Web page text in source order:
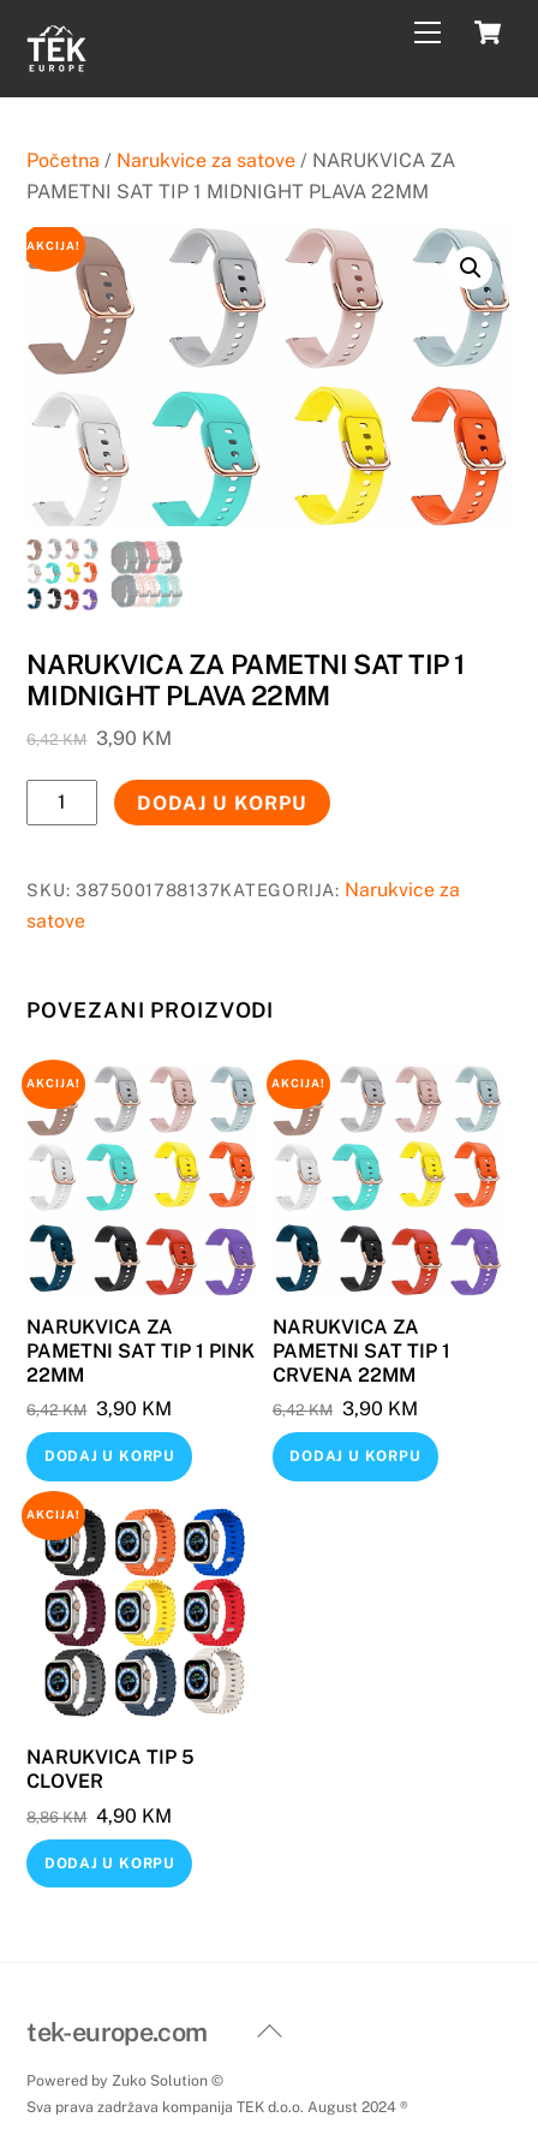
content
Menu
Početna / Narukvice za satove / NARUKVICA ZA
PAMETNI SAT TIP 1 MIDNIGHT PLAVA 22MM
AKCIJA!
NARUKVICA ZA PAMETNI SAT TIP 1
MIDNIGHT PLAVA 22MM
6,42KM Original
was:
6,42 KM.
3,90 KM
is:
3,90 KM.
NARUKVICA
ZA
SAT
TIP
PLAVA
količina
DODAJ U KORPU
SKU:3875001788137KATEGORIJA: Narukvice za
satove
POVEZANI PROIZVODI
AKCIJA!
NARUKVICA ZA
PAMETNI SAT TIP 1 PINK
22MM
6,42KM Original
price
was:
3,90 KM
price
is:
DODAJ U KORPU
AKCIJA!
NARUKVICA ZA
PAMETNI SAT TIP 1
CRVENA 22MM
6,42KM
Original
price
was:
3,90 KMCurrent
price
is:
DODAJ U KORPU
AKCIJA!
NARUKVICA TIP 5
CLOVER
8,86KM Original
price
was:
4,90 KM
price
is:
DODAJ U KORPU
Back
tek-europe.com
Powered by Zuko Solution ©
Sva prava zadržava kompanija TEK d.o.o. August 2024 ®